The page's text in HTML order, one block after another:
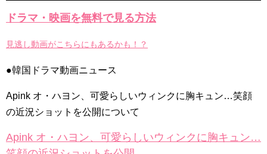
yoon kyun sang
언니&#39; (ft. 도여니의 학창시절) | 편 먹고 갈래요? 밥블레스유 2
ソン・ヘギョ – ソンヘギョ キスまとめ
한가인 –
九尾狐外伝 第２話 キム・ジウ チョ・ヒョンジェ
九尾狐外伝 メイキング03 ハン・イェスル
キム・テヒの弟イ・ワン♥イ・ボミ、今日（28日）結婚……
ドラマ・映画を無料で見る方法
見逃し動画がこちらにもあるかも！？
●韓国ドラマ動画ニュース
Apink オ・ハヨン、可愛らしいウィンクに胸キュン…笑顔
の近況ショットを公開について
Apink オ・ハヨン、可愛らしいウィンクに胸キュン…